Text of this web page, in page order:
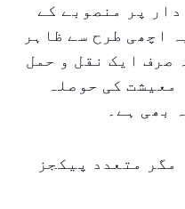
پر منصوبے کے
اچھی طرح سے ظاہر
صرف ایک نقل و حمل
کی حوصلہ
بھی ہے۔
مگر متعدد پیکجز